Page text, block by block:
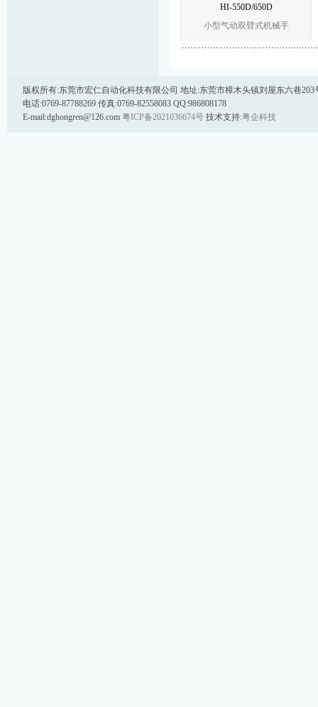
HI-550D/650D
小型气动双臂式机械手
版权所有:东莞市宏仁自动化科技有限公司 地址:东莞市樟木头镇刘屋东六巷203
电话:0769-87788269 传真:0769-82558083 QQ:986808178
E-mail:dghongren@126.com 粤ICP备2021036674号 技术支持:粤企科技